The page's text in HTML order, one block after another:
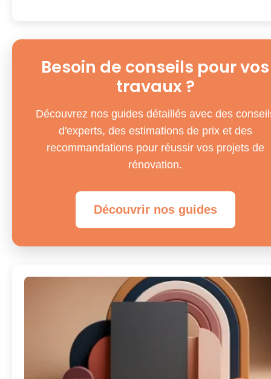
Besoin de conseils pour vos
travaux ?
Découvrez nos guides détaillés avec des
d'experts, des estimations de prix et des
recommandations pour réussir vos projets de
rénovation.
Découvrir nos guides